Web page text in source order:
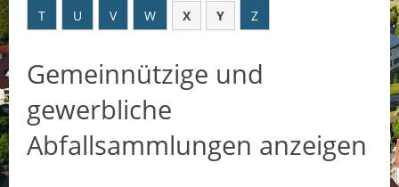
Datenschutz
Datenschutz im
Steueramt
Geschichte und
T
U V W X Y Z
Gemeinnützige und
gewerbliche
Abfallsammlungen anzeigen